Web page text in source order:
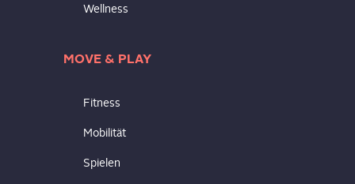
Wellness
MOVE & PLAY
Fitness
Mobilität
Spielen